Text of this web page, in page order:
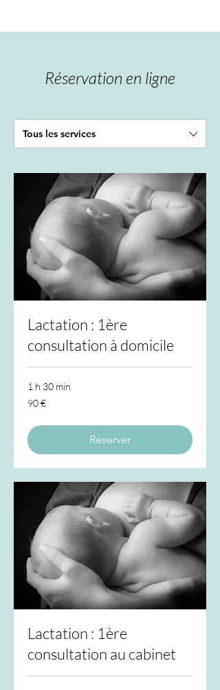
Réservation en ligne
Tous les services
Lactation : 1ère
consultation à domicile
1 h 30 min
90
euros
90 €
Réserver
Lactation : 1ère
consultation au cabinet